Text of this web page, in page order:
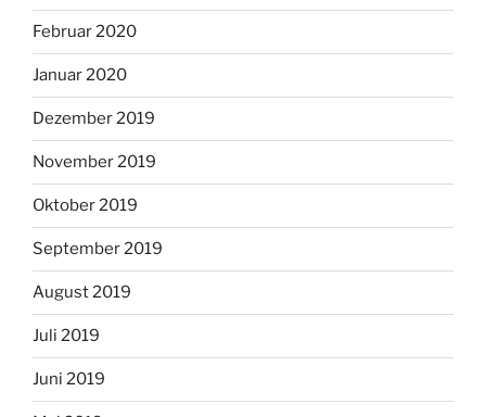
Februar 2020
Januar 2020
Dezember 2019
November 2019
Oktober 2019
September 2019
August 2019
Juli 2019
Juni 2019